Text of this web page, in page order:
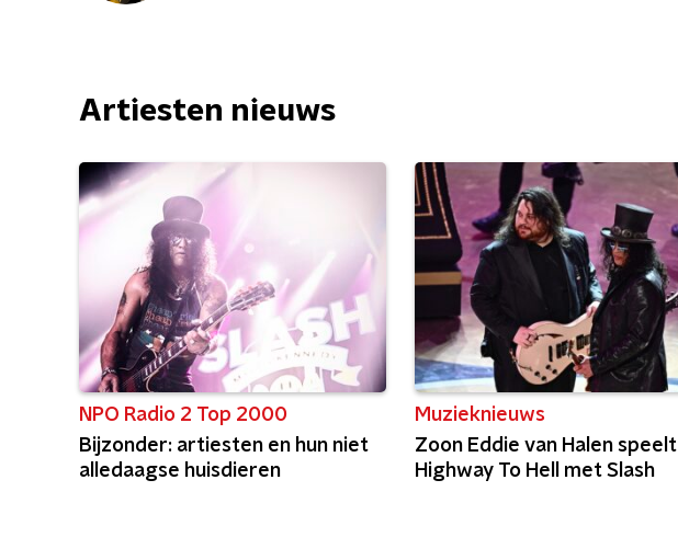
Artiesten nieuws
NPO Radio 2 Top 2000
Bijzonder: artiesten en hun niet
alledaagse huisdieren
Muzieknieuws
Zoon Eddie van Halen speelt
Highway To Hell met Slash